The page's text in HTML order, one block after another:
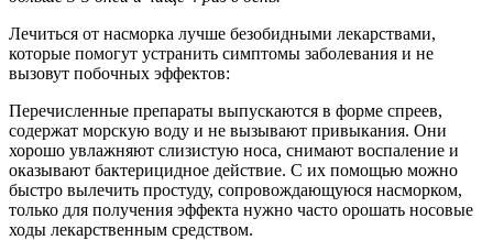
Лечиться от насморка лучше безобидными лекарствами,
которые помогут устранить симптомы заболевания и не
вызовут побочных эффектов:
Перечисленные препараты выпускаются в форме спреев,
содержат морскую воду и не вызывают привыкания. Они
хорошо увлажняют слизистую носа, снимают воспаление и
оказывают бактерицидное действие. С их помощью можно
быстро вылечить простуду, сопровождающуюся насморком,
только для получения эффекта нужно часто орошать носовые
ходы лекарственным средством.